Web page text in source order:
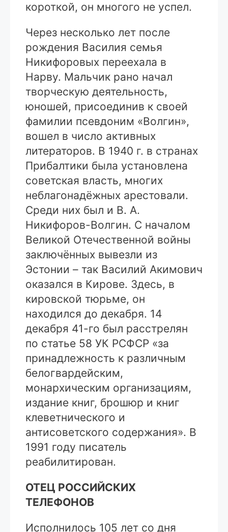
короткой, он многого не успел.
Через несколько лет после
рождения Василия семья
Никифоровых переехала в
Нарву. Мальчик рано начал
творческую деятельность,
юношей, присоединив к своей
фамилии псевдоним «Волгин»,
вошел в число активных
литераторов. В 1940 г. в странах
Прибалтики была установлена
советская власть, многих
неблагонадёжных арестовали.
Среди них был и В. А.
Никифоров-Волгин. С началом
Великой Отечественной войны
заключённых вывезли из
Эстонии – так Василий Акимович
оказался в Кирове. Здесь, в
кировской тюрьме, он
находился до декабря. 14
декабря 41-го был расстрелян
по статье 58 УК РСФСР «за
принадлежность к различным
белогвардейским,
монархическим организациям,
издание книг, брошюр и книг
клеветнического и
антисоветского содержания». В
1991 году писатель
реабилитирован.
ОТЕЦ РОССИЙСКИХ
ТЕЛЕФОНОВ
Исполнилось 105 лет со дня